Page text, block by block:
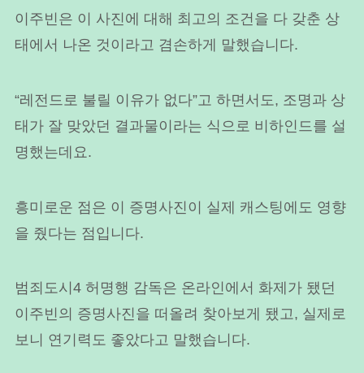
이주빈은 이 사진에 대해 최고의 조건을 다 갖춘 상
태에서 나온 것이라고 겸손하게 말했습니다.
“레전드로 불릴 이유가 없다”고 하면서도, 조명과 상
태가 잘 맞았던 결과물이라는 식으로 비하인드를 설
명했는데요.
흥미로운 점은 이 증명사진이 실제 캐스팅에도 영향
을 줬다는 점입니다.
범죄도시4 허명행 감독은 온라인에서 화제가 됐던
이주빈의 증명사진을 떠올려 찾아보게 됐고, 실제로
보니 연기력도 좋았다고 말했습니다.